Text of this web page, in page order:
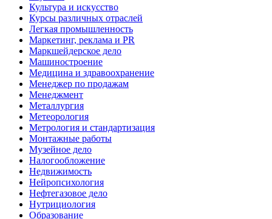
Культура и искусство
Курсы различных отраслей
Легкая промышленность
Маркетинг, реклама и PR
Маркшейдерское дело
Машиностроение
Медицина и здравоохранение
Менеджер по продажам
Менеджмент
Металлургия
Метеорология
Метрология и стандартизация
Монтажные работы
Музейное дело
Налогообложение
Недвижимость
Нейропсихология
Нефтегазовое дело
Нутрициология
Образование